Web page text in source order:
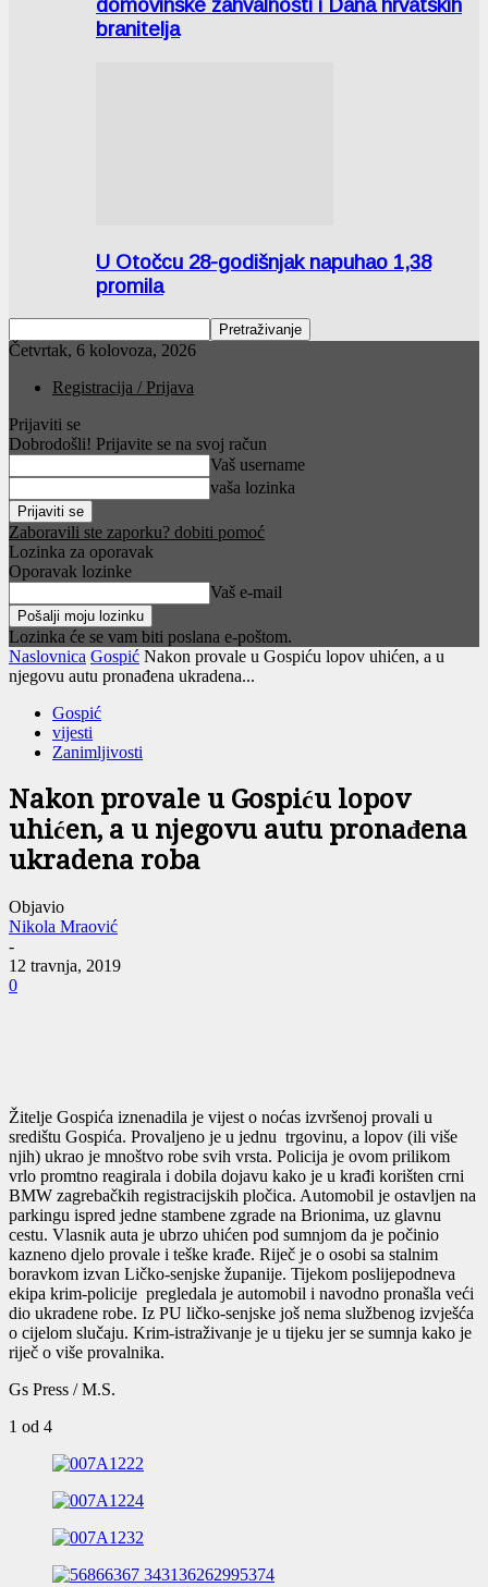
domovinske zahvalnosti i Dana hrvatskih
branitelja
U Otočcu 28-godišnjak napuhao 1,38
promila
Četvrtak, 6 kolovoza, 2026
Registracija / Prijava
Prijaviti se
Dobrodošli! Prijavite se na svoj račun
Vaš username
vaša lozinka
Zaboravili ste zaporku? dobiti pomoć
Lozinka za oporavak
Oporavak lozinke
Vaš e-mail
Lozinka će se vam biti poslana e-poštom.
Naslovnica Gospić Nakon provale u Gospiću lopov uhićen, a u
njegovu autu pronađena ukradena...
Gospić
vijesti
Zanimljivosti
Nakon provale u Gospiću lopov
uhićen, a u njegovu autu pronađena
ukradena roba
Objavio
Nikola Mraović
-
12 travnja, 2019
0
Žitelje Gospića iznenadila je vijest o noćas izvršenoj provali u
središtu Gospića. Provaljeno je u jednu trgovinu, a lopov (ili više
njih) ukrao je mnoštvo robe svih vrsta. Policija je ovom prilikom
vrlo promtno reagirala i dobila dojavu kako je u krađi korišten crni
BMW zagrebačkih registracijskih pločica. Automobil je ostavljen na
parkingu ispred jedne stambene zgrade na Brionima, uz glavnu
cestu. Vlasnik auta je ubrzo uhićen pod sumnjom da je počinio
kazneno djelo provale i teške krađe. Riječ je o osobi sa stalnim
boravkom izvan Ličko-senjske županije. Tijekom poslijepodneva
ekipa krim-policije pregledala je automobil i navodno pronašla veći
dio ukradene robe. Iz PU ličko-senjske još nema službenog izvješća
o cijelom slučaju. Krim-istraživanje je u tijeku jer se sumnja kako je
riječ o više provalnika.
Gs Press / M.S.
1 od 4